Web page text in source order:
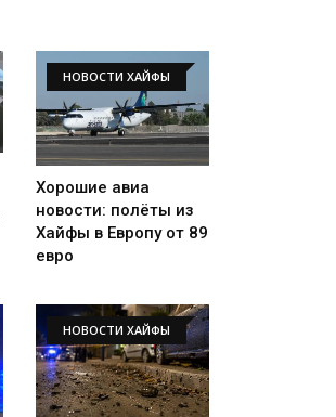
НОВОСТИ ХАЙФЫ
Хорошие авиа
новости: полёты из
Хайфы в Европу от 89
евро
НОВОСТИ ХАЙФЫ